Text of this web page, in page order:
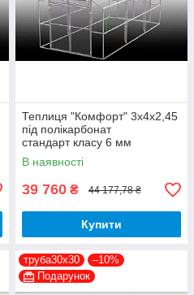
Теплиця "Комфорт" 3х4х2,45
під полікарбонат
стандарт класу 6 мм
В наявності
39 760 ₴ 44 177,78 ₴
Купити
труба30х30
–10%
Подарунок